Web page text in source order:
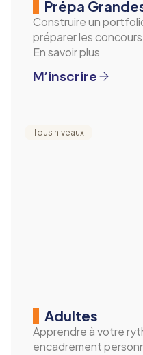
Prépa
Construire un
préparer les
En savoir plus
M’inscrire
Tous niveaux
Adultes
Apprendre à votre
encadrement